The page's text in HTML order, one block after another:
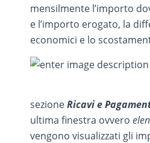
mensilmente l’importo
e l’importo erogato, la
economici e lo
sezioneRicavi e
ultima finestra ovvero
vengono visualizzati gli